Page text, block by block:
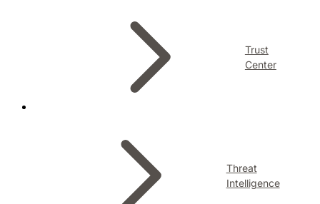
Trust
Center
Threat
Intelligence